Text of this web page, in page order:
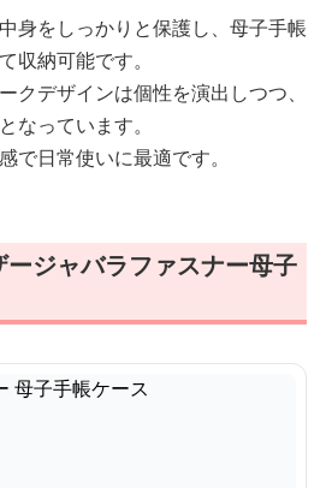
身をしっかりと保護し、母子手帳
収納可能です。
クデザインは個性を演出しつつ、
なっています。
で日常使いに最適です。
ジャバラファスナー母子